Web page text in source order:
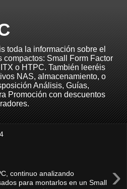
toda la información sobre el
compactos: Small Form Factor
o HTPC. También leeréis
NAS, almacenamiento, o
Análisis, Guías,
Promoción con descuentos
›
continuo analizando
para montarlos en un Small